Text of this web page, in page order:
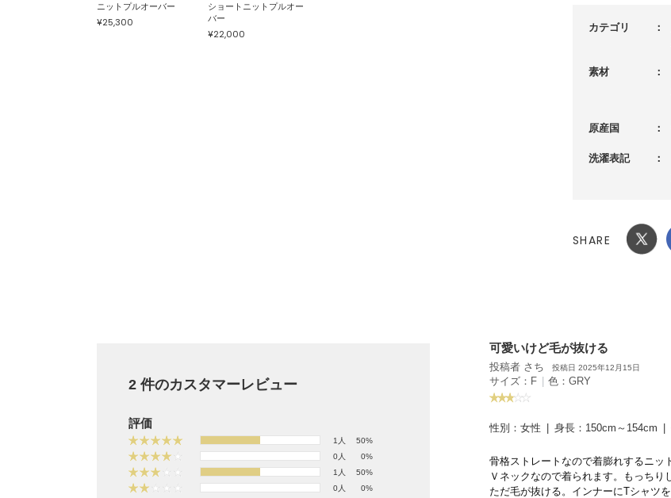
カテゴリ
素材
原産国
洗濯表記
SHARE
ニットプルオーバー
¥25,300
ショートニットプルオー
バー
¥22,000
2 件のカスタマーレビュー
評価
1人
50%
0人
0%
1人
50%
0人
0%
可愛いけど毛が抜ける
投稿者 さち 投稿日 2025年12月15日
サイズ：F | 色：GRY
性別： 女性 身長： 150cm～154cm
骨格ストレートなので着膨れするニッ
Ｖネックなので着られます。もっち
ただ毛が抜ける。インナーにTシャツ